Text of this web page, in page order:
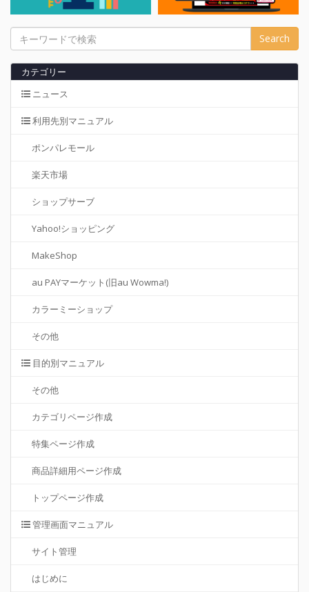
カテゴリー
ニュース
利用先別マニュアル
ポンパレモール
楽天市場
ショップサーブ
Yahoo!ショッピング
MakeShop
au PAYマーケット(旧au Wowma!)
カラーミーショップ
その他
目的別マニュアル
その他
カテゴリページ作成
特集ページ作成
商品詳細用ページ作成
トップページ作成
管理画面マニュアル
サイト管理
はじめに